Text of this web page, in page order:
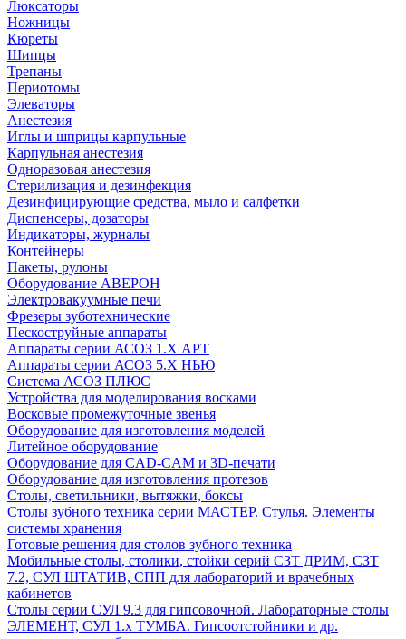
Люксаторы
Ножницы
Кюреты
Шипцы
Трепаны
Периотомы
Элеваторы
Анестезия
Иглы и шприцы карпульные
Карпульная анестезия
Одноразовая анестезия
Стерилизация и дезинфекция
Дезинфицирующие средства, мыло и салфетки
Диспенсеры, дозаторы
Индикаторы, журналы
Контейнеры
Пакеты, рулоны
Оборудование АВЕРОН
Электровакуумные печи
Фрезеры зуботехнические
Пескоструйные аппараты
Аппараты серии АСОЗ 1.Х АРТ
Аппараты серии АСОЗ 5.Х НЬЮ
Система АСОЗ ПЛЮС
Устройства для моделирования восками
Восковые промежуточные звенья
Оборудование для изготовления моделей
Литейное оборудование
Оборудование для CAD-CAM и 3D-печати
Оборудование для изготовления протезов
Cтолы, светильники, вытяжки, боксы
Столы зубного техника серии МАСТЕР. Стулья. Элементы
системы хранения
Готовые решения для столов зубного техника
Мобильные столы, столики, стойки серий СЗТ ДРИМ, СЗТ
7.2, СУЛ ШТАТИВ, СПП для лабораторий и врачебных
кабинетов
Столы серии СУЛ 9.3 для гипсовочной. Лабораторные столы
ЭЛЕМЕНТ, СУЛ 1.х ТУМБА. Гипсоотстойники и др.